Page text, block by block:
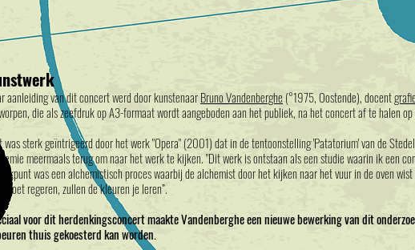
aanleiding van dit concert werd door kunstenaarBruno Vandenberghe (°1975, Oostende), docent
die als zeefdruk op A3-formaat wordt aangeboden aan het publiek, na het concert af te halen
was sterk geïntrigeerd door het werk "Opera" (2001) dat in de tentoonstelling 'Patatorium' van de
meermaals terug om naar het werk te kijken."Dit werk is ontstaan als een studie waarin ik een
was een alchemistisch proces waarbij de alchemist door het kijken naar het vuur in de oven
moet regeren, zullen de kleuren je leren”.
voor dit herdenkingsconcert maakte Vandenberghe een nieuwe bewerking van dit
thuis gekoesterd kan worden.